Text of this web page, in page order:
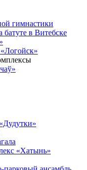
гимнастики
в Витебске
«Хатынь»